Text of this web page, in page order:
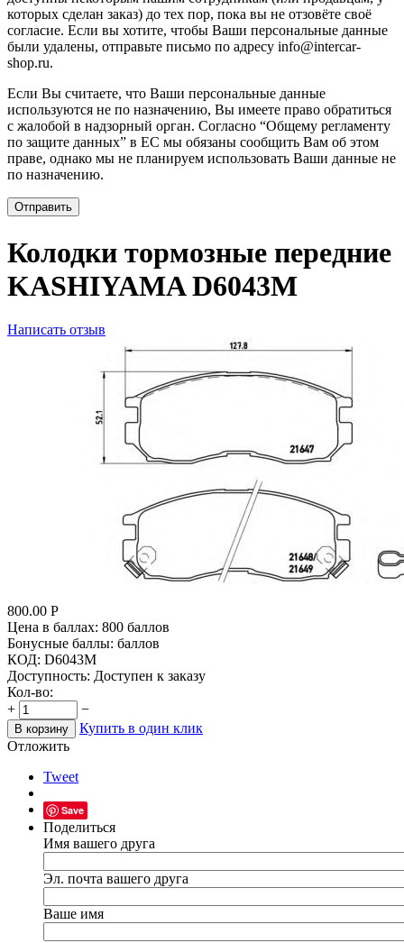
которых сделан заказ) до тех пор, пока вы не отзовёте своё
согласие. Если вы хотите, чтобы Ваши персональные данные
были удалены, отправьте письмо по адресу info@intercar-
shop.ru.
Если Вы считаете, что Ваши персональные данные
используются не по назначению, Вы имеете право обратиться
с жалобой в надзорный орган. Согласно “Общему регламенту
по защите данных” в ЕС мы обязаны сообщить Вам об этом
праве, однако мы не планируем использовать Ваши данные не
по назначению.
Отправить
Колодки тормозные передние
KASHIYAMA D6043M
Написать отзыв
800.00 Р
Цена в баллах: 800 баллов
Бонусные баллы: баллов
КОД: D6043M
Доступность: Доступен к заказу
Кол-во:
+
−
В корзину
Купить в один клик
Отложить
Tweet
Save
Поделиться
Имя вашего друга
Эл. почта вашего друга
Ваше имя